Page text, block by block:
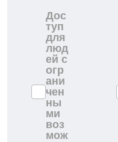
Дос
туп
для
люд
ей с
огр
ани
чен
ны
ми
воз
мож